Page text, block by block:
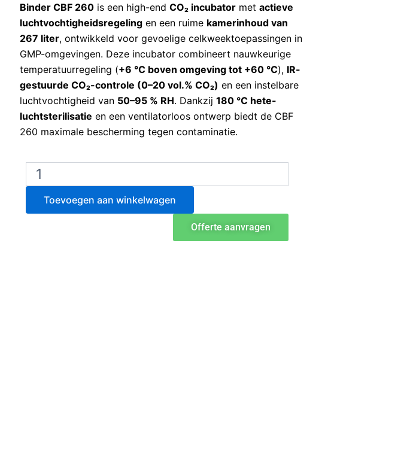
Binder CBF 260 is een high-end CO₂ incubator met actieve
luchtvochtigheidsregeling en een ruime kamerinhoud van
267 liter, ontwikkeld voor gevoelige celkweektoepassingen in
GMP-omgevingen. Deze incubator combineert nauwkeurige
temperatuurregeling (+6 °C boven omgeving tot +60 °C), IR-
gestuurde CO₂-controle (0–20 vol.% CO₂) en een instelbare
luchtvochtigheid van 50–95 % RH. Dankzij 180 °C hete-
luchtsterilisatie en een ventilatorloos ontwerp biedt de CBF
260 maximale bescherming tegen contaminatie.
Binder
CBF
260
Incubator
Toevoegen aan winkelwagen
Offerte aanvragen